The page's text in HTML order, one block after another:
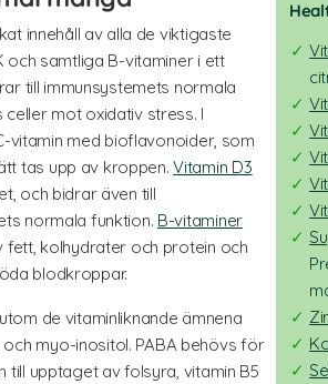
innehåll av alla de viktigaste
och samtliga B-vitaminer i ett
till immunsystemets normala
mot oxidativ stress. I
vitamin med bioflavonoider, som
tas upp av kroppen.Vitamin D3
och bidrar även till
normala funktion. B-vitaminer
fett, kolhydrater och protein och
blodkroppar.
de vitaminliknande ämnena
myo-inositol. PABA behövs för
upptaget av folsyra, vitamin B5